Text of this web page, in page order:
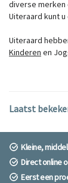
diverse merken
Uiteraard kunt
Uiteraard
Kinderen en
Laatst
Kleine,
Direct online
Eerst een